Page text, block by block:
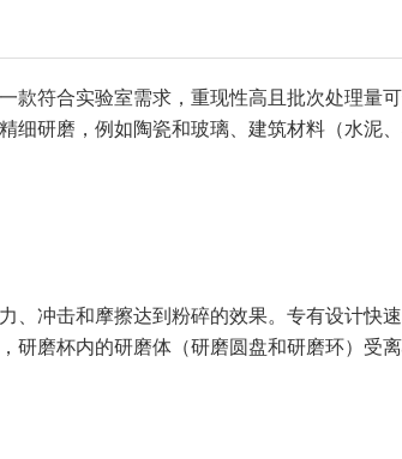
款符合实验室需求，重现性高且批次处理量
细研磨，例如陶瓷和玻璃、建筑材料（水泥
、冲击和摩擦达到粉碎的效果。专有设计快
研磨杯内的研磨体（研磨圆盘和研磨环）受